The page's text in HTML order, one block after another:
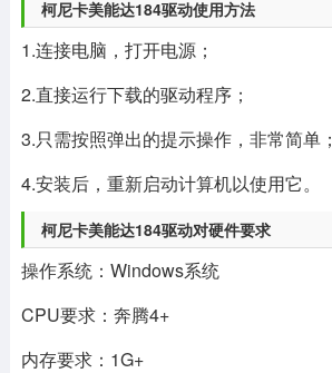
柯尼卡美能达184驱动使用方法
1.连接电脑，打开电源；
2.直接运行下载的驱动程序；
3.只需按照弹出的提示操作，非常简单；
4.安装后，重新启动计算机以使用它。
柯尼卡美能达184驱动对硬件要求
操作系统：Windows系统
CPU要求：奔腾4+
内存要求：1G+